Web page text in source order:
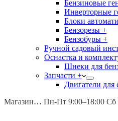
Бензиновые
Инверторные
Блоки
Бензорезы +
Бензобуры +
Ручной садовый
Оснастка и
Шнеки для
Запчасти +
Двигатели для
Магазины: Калуга ул.
Пн-Пт 9:00–18:00 Сб